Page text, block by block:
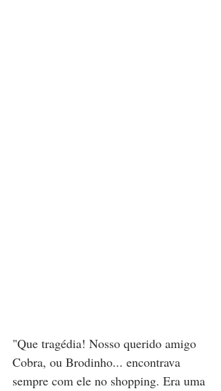
"Que tragédia! Nosso querido amigo
Cobra, ou Brodinho... encontrava
sempre com ele no shopping. Era uma